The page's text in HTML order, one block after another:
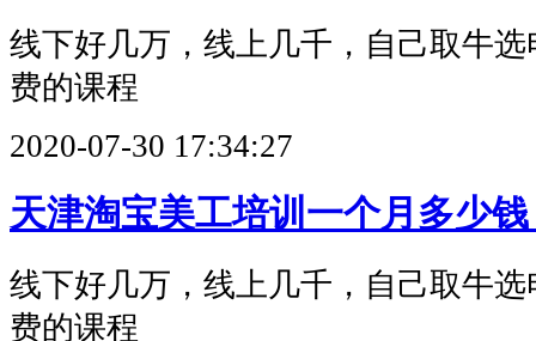
线下好几万，线上几千，自己取牛
费的课程
2020-07-30 17:34:27
天津淘宝美工培训一个月多少
线下好几万，线上几千，自己取牛
费的课程